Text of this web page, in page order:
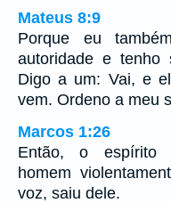
Mateus 8:9
Porque eu
autoridade e tenho
Digo a um: Vai, e
vem. Ordeno a meu
Marcos 1:26
Então, o espírito
homem
voz, saiu dele.